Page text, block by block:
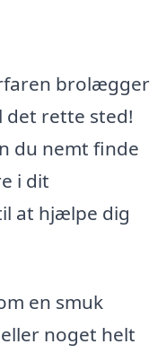
brolægger
det rette sted!
du nemt finde
i dit
at hjælpe dig
en smuk
noget helt